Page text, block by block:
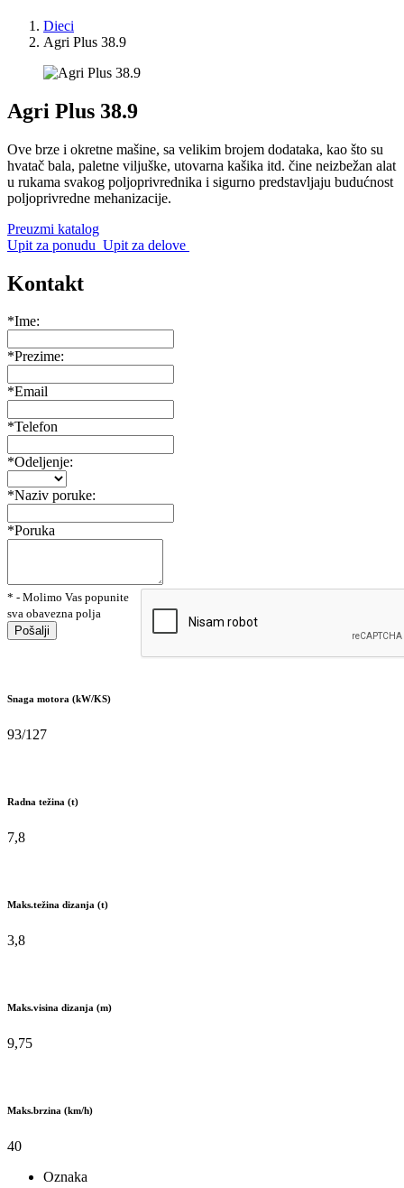
Dieci
Agri Plus 38.9
Agri Plus 38.9
Ove brze i okretne mašine, sa velikim brojem dodataka, kao što su
hvatač bala, paletne viljuške, utovarna kašika itd. čine neizbežan alat
u rukama svakog poljoprivrednika i sigurno predstavljaju budućnost
poljoprivredne mehanizacije.
Preuzmi katalog
Upit za ponudu Upit za delove
Kontakt
*Ime:
*Prezime:
*Email
*Telefon
*Odeljenje:
*Naziv poruke:
*Poruka
* - Molimo Vas popunite
sva obavezna polja
Pošalji
Snaga motora (kW/KS)
93/127
Radna težina (t)
7,8
Maks.težina dizanja (t)
3,8
Maks.visina dizanja (m)
9,75
Maks.brzina (km/h)
40
Oznaka